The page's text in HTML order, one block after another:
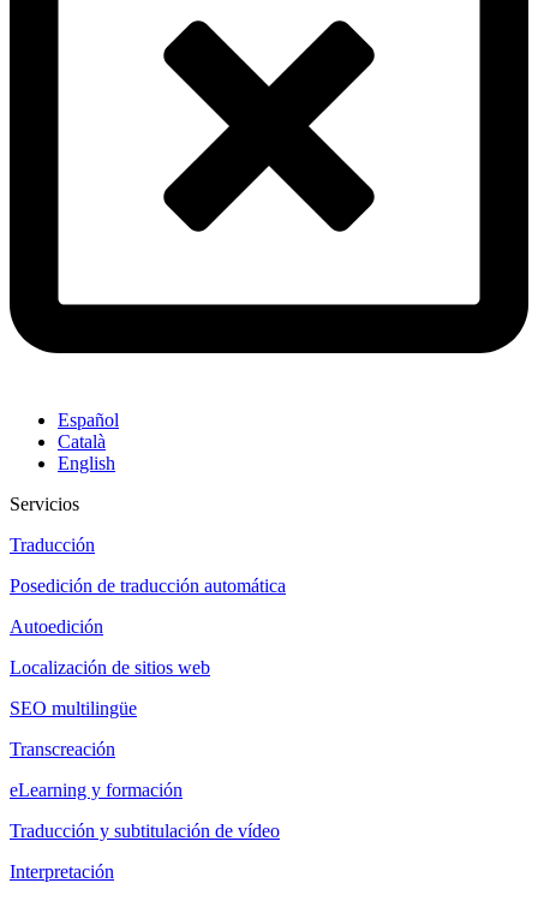
Español
Català
English
Servicios
Traducción
Posedición de traducción automática
Autoedición
Localización de sitios web
SEO multilingüe
Transcreación
eLearning y formación
Traducción y subtitulación de vídeo
Interpretación